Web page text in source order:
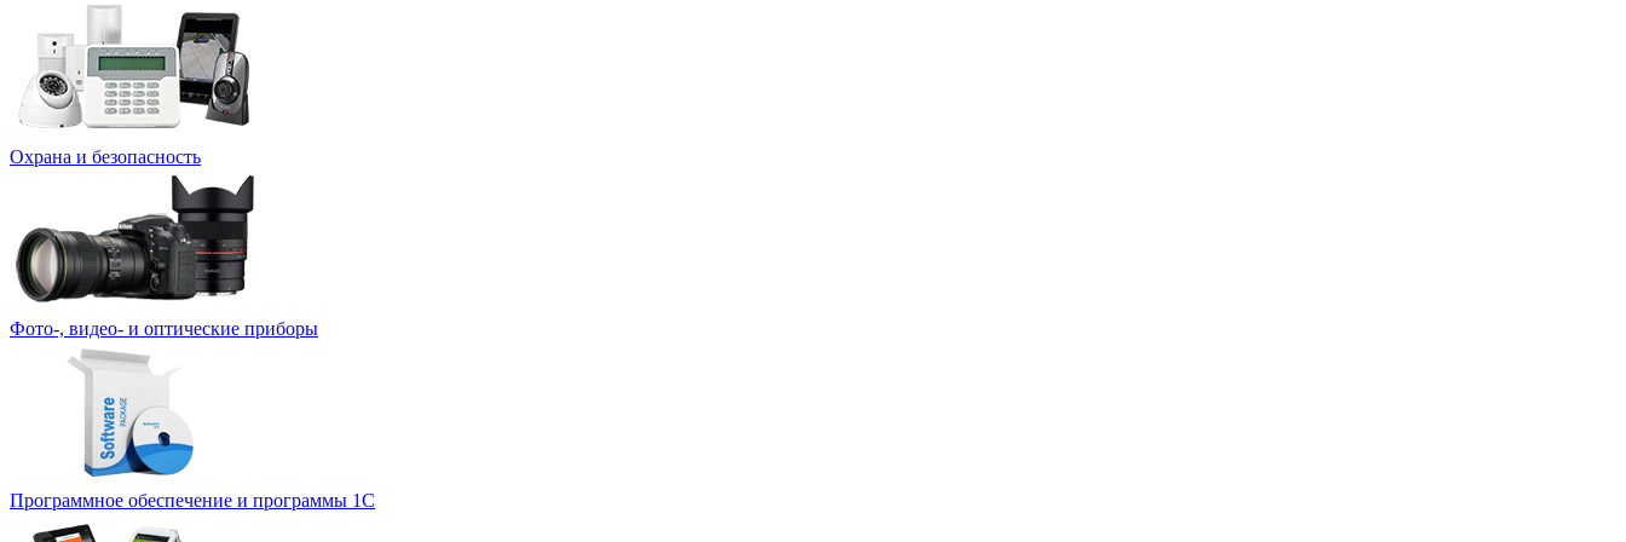
Охрана и безопасность
Фото-, видео- и оптические приборы
Программное обеспечение и программы 1С